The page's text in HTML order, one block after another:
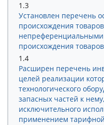
1.3
Установлен перечень
происхождения
происхождения товаров
1.4
Расширен перечень
целей реализации
технологического
запасных частей к
исключительного
применением